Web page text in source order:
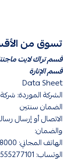
تسوق من
قسم تراك لايت
قسم الإنارة
Data Sheet
الشركة الموردة: شركة
الضمان سنتين
الاتصال أو إرسال
والضمان:
الهاتف المجاني: 8001228000
الوتساب: 0555277101